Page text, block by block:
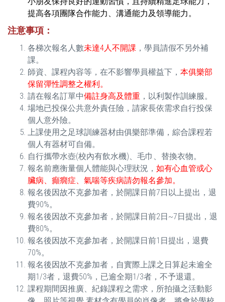
提高各項團隊合作能力、溝通能力及領導能力。
注意事項：
各梯次報名人數未達4人不開課 ，學員請假不另外補
課。
師資、課程內容等，在不影響學員權益下， 本俱樂部
保留彈性調整之權利。
請在報名訂單中備註身高及體重 ，以利製作訓練服。
場地已投保公共意外責任險，請家長依需求自行投保
個人意外險。
上課使用之足球訓練器材由俱樂部準備，綜合課程若
個人有器材可自備。
自行攜帶水壺(校內有飲水機)、毛巾、替換衣物。
報名前應衡量個人體能與心理狀況， 如有心血管或心
臟病、癲癇症、氣喘等疾病請勿報名參加。
報名後因故不克參加者，於開課日前7日以上提出，退
費90%。
報名後因故不克參加者，於開課日前2日~7日提出，退
費80%。
報名後因故不克參加者，於開課日前1日提出，退費
70%。
報名後因故不克參加者，自實際上課之日算起未逾全
期1/3者，退費50%，已逾全期1/3者，不予退還。
課程期間因推廣、紀錄課程之需求，所拍攝之活動影